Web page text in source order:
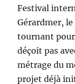
Festival
Gérardmer,
tournant
déçoit pas
métrage du
projet déjà